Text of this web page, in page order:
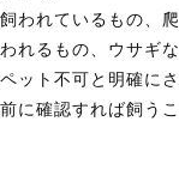
われているもの、
れるもの、ウサギ
ット不可と明確に
に確認すれば飼う